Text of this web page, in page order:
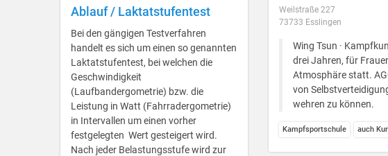
Ablauf / Laktatstufentest
Bei den gängigen Testverfahren
handelt es sich um einen so genannten
Laktatstufentest, bei welchen die
Geschwindigkeit
(Laufbandergometrie) bzw. die
Leistung in Watt (Fahrradergometrie)
in Intervallen um einen vorher
festgelegten Wert gesteigert wird.
Nach jeder Belastungsstufe wird zur
Weilstraße 227
73733 Esslingen
Wing Tsun ·
drei Jahren, für
Atmosphäre statt.
von
wehren zu können.
Kampfsportschule auch